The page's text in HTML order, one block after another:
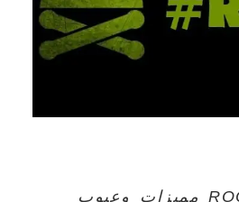
ما هو الروت ROOT مميزات وعيوب